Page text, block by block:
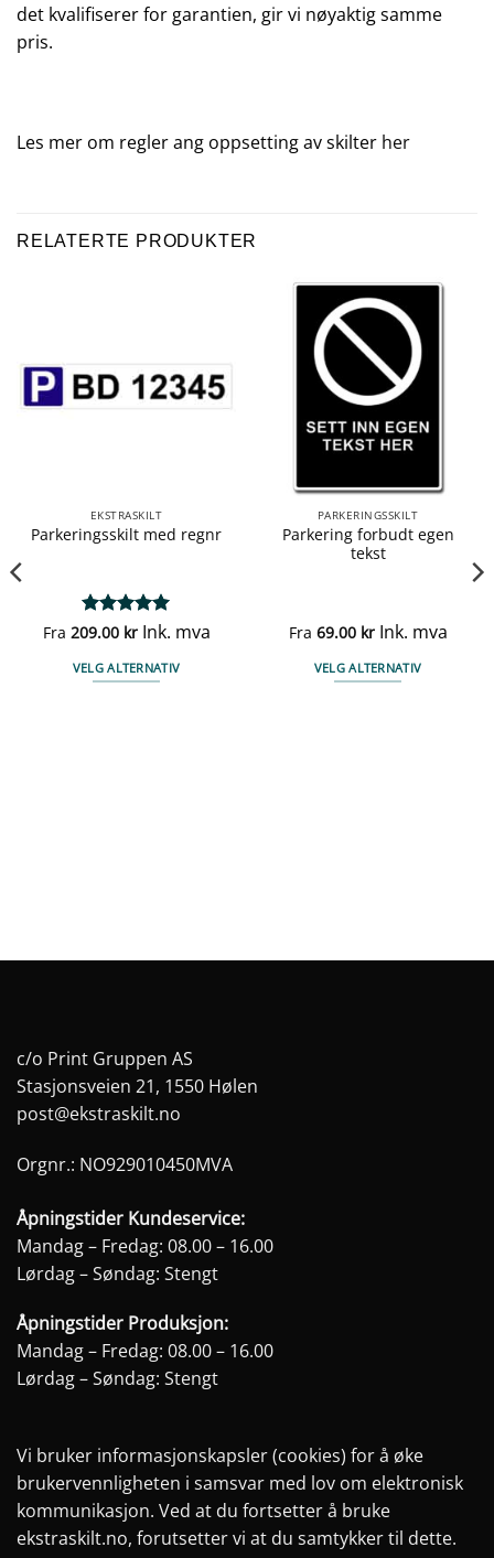
det kvalifiserer for garantien, gir vi nøyaktig samme
pris.
Les mer om regler ang oppsetting av skilter her
RELATERTE PRODUKTER
EKSTRASKILT
Parkeringsskilt med regnr
Vurdert5
Fra 209.00 kr Ink. mva
VELG ALTERNATIV
PARKERINGSSKILT
Parkering forbudt egen
tekst
Fra 69.00 kr Ink. mva
VELG ALTERNATIV
c/o Print Gruppen AS
Stasjonsveien 21, 1550 Hølen
post@ekstraskilt.no
Orgnr.: NO929010450MVA
Åpningstider Kundeservice:
Mandag – Fredag: 08.00 – 16.00
Lørdag – Søndag: Stengt
Åpningstider Produksjon:
Mandag – Fredag: 08.00 – 16.00
Lørdag – Søndag: Stengt
Vi bruker informasjonskapsler (cookies) for å øke
brukervennligheten i samsvar med lov om elektronisk
kommunikasjon. Ved at du fortsetter å bruke
ekstraskilt.no, forutsetter vi at du samtykker til dette.